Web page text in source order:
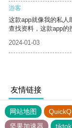
游客
这款app就像我的私人
查找资料，这款app的
2024-01-03
友情链接
网站地图 QuickQ
坚果加速器